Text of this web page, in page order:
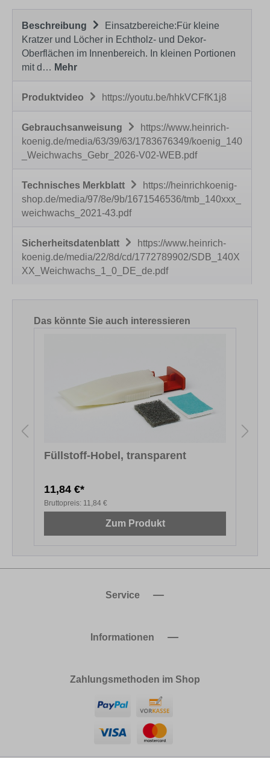
Beschreibung
Einsatzbereiche:Für kleine
Kratzer und Löcher in Echtholz- und Dekor-
Oberflächen im Innenbereich. In kleinen Portionen
mit d… Mehr
Produktvideo https://youtu.be/hhkVCFfK1j8
Gebrauchsanweisung
https://www.heinrich-
koenig.de/media/63/39/63/1783676349/koenig_140
_Weichwachs_Gebr_2026-V02-WEB.pdf
Technisches Merkblatt
https://heinrichkoenig-
shop.de/media/97/8e/9b/1671546536/tmb_140xxx_
weichwachs_2021-43.pdf
Sicherheitsdatenblatt
https://www.heinrich-
koenig.de/media/22/8d/cd/1772789902/SDB_140X
XX_Weichwachs_1_0_DE_de.pdf
Produktgalerie überspringen
Das könnte Sie auch interessieren
Füllstoff-Hobel, transparent
11,84 €*
Bruttopreis: 11,84 €
Zum Produkt
Service
Informationen
Zahlungsmethoden im Shop